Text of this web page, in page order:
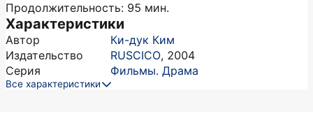
Продолжительность: 95 мин.
Характеристики
Автор
Ки-дук Ким
Издательство
RUSCICO, 2004
Серия
Фильмы. Драма
Все характеристики